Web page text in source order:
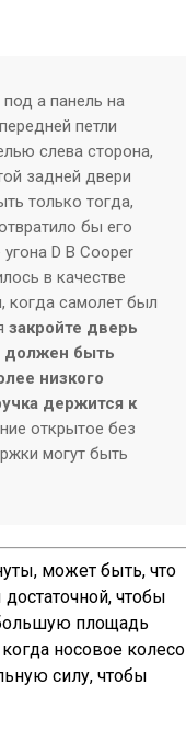
a панель на
петли
слева сторона,
задней двери
только тогда,
бы его
D B Cooper
в качестве
когда самолет был
закройте дверь
должен быть
низкого
держится к
открытое без
могут быть
может быть, что
чтобы
площадь
носовое колесо
силу, чтобы